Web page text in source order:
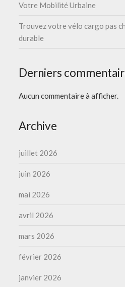
Votre Mobilité Urbaine
Trouvez votre vélo cargo pas
durable
Derniers
Aucun commentaire à afficher.
Archive
juillet 2026
juin 2026
mai 2026
avril 2026
mars 2026
février 2026
janvier 2026